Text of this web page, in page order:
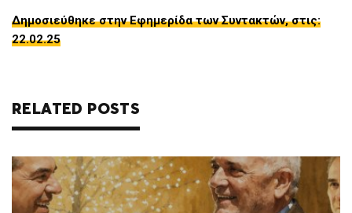
Δημοσιεύθηκε στην Εφημερίδα των Συντακτών, στις:
22.02.25
RELATED POSTS